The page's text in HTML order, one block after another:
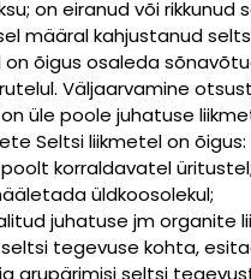
on eiranud või rikkunud
määral kahjustanud
on õigus osaleda
Väljaarvamine
üle poole juhatuse
Seltsi liikmetel on õigus:
korraldavatel üritustel;
üldkoosolekul;
juhatuse jm organite
tegevuse kohta,
arupärimisi seltsi